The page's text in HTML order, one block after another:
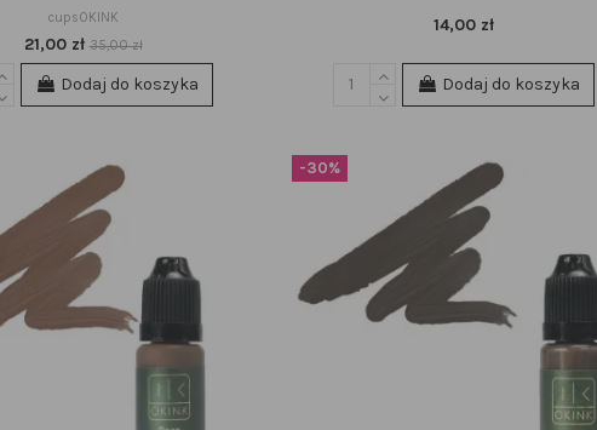
cupsOKINK
21,00 zł 35,00 zł
Dodaj do koszyka
14,00 zł
Dodaj do koszyka
-30%